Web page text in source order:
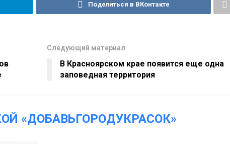
Поделиться в ВКонтакте
Следующий материал
В Красноярском крае появится еще одна
заповедная территория
«ДОБАВЬГОРОДУКРАСОК»